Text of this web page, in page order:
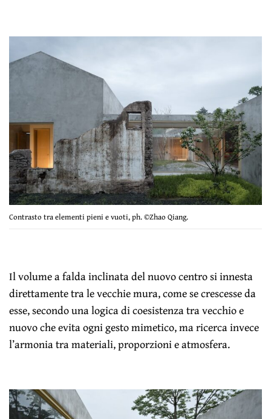
Contrasto tra elementi pieni e vuoti, ph. ©Zhao Qiang.
Il volume a falda inclinata del nuovo centro si innesta
direttamente tra le vecchie mura, come se crescesse da
esse, secondo una logica di coesistenza tra vecchio e
nuovo che evita ogni gesto mimetico, ma ricerca invece
l’armonia tra materiali, proporzioni e atmosfera.